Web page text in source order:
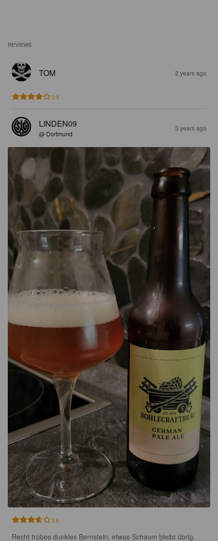
REVIEWS
TOM 2 years ago
3.9
LINDEN09
@ Dortmund
3 years ago
3.6
Recht trübes dunkles Bernstein, etwas Schaum bleibt übrig.